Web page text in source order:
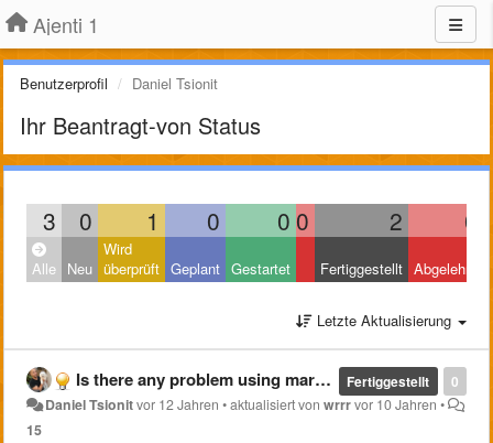
Ajenti 1
Benutzerprofil Daniel Tsionit
Ihr Beantragt-von Status
3 0 1 0 0 0 2 0
Alle Neu
Wird
überprüft Geplant Gestartet Fertiggestellt Abgelehnt
Letzte Aktualisierung
0
Fertiggestellt
Is there any problem using mariadb instead of mysql???
Daniel Tsionitvor 12 Jahren •aktualisiert vonwrrrvor 10 Jahren •
15